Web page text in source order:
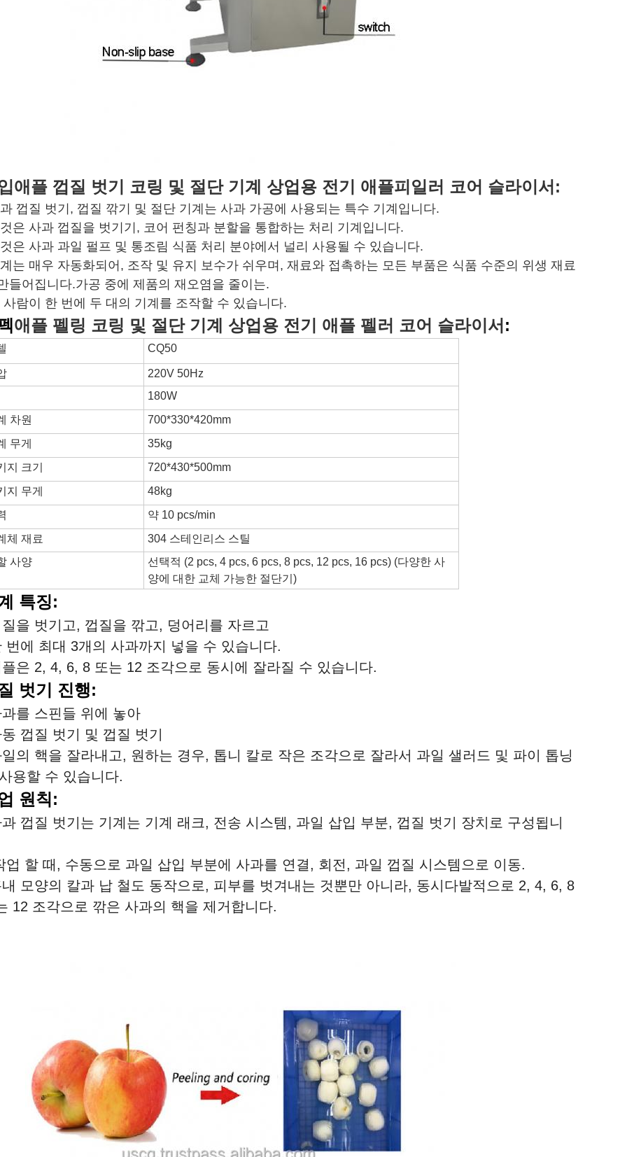
애플 껍질 벗기 코링 및 절단 기계 상업용 전기 애플피일러 코어 슬라이서 :
껍질 벗기, 껍질 깎기 및 절단 기계는 사과 가공에 사용되는 특수 기계입니다.
은 사과 껍질을 벗기기, 코어 펀칭과 분할을 통합하는 처리 기계입니다.
은 사과 과일 펄프 및 통조림 식품 처리 분야에서 널리 사용될 수 있습니다.
는 매우 자동화되어, 조작 및 유지 보수가 쉬우며, 재료와 접촉하는 모든 부품은 식품 수준의 위생 재료
들어집니다.가공 중에 제품의 재오염을 줄이는.
사람이 한 번에 두 대의 기계를 조작할 수 있습니다.
애플 펠링 코링 및 절단 기계 상업용 전기 애플 펠러 코어 슬라이서 :
CQ50
220V 50Hz
180W
차원
700*330*420mm
무게
35kg
지 크기
720*430*500mm
지 무게
48kg
약 10 pcs/min
체 재료
304 스테인리스 스틸
사양
선택적 (2 pcs, 4 pcs, 6 pcs, 8 pcs, 12 pcs, 16 pcs) (다양한 사
양에 대한 교체 가능한 절단기)
특징:
을 벗기고, 껍질을 깎고, 덩어리를 자르고
번에 최대 3개의 사과까지 넣을 수 있습니다.
은 2, 4, 6, 8 또는 12 조각으로 동시에 잘라질 수 있습니다.
벗기 진행:
를 스핀들 위에 놓아
껍질 벗기 및 껍질 벗기
의 핵을 잘라내고, 원하는 경우, 톱니 칼로 작은 조각으로 잘라서 과일 샐러드 및 파이 톱닝
용할 수 있습니다.
원칙:
껍질 벗기는 기계는 기계 래크, 전송 시스템, 과일 삽입 부분, 껍질 벗기 장치로 구성됩니
업 할 때, 수동으로 과일 삽입 부분에 사과를 연결, 회전, 과일 껍질 시스템으로 이동.
모양의 칼과 납 철도 동작으로, 피부를 벗겨내는 것뿐만 아니라, 동시다발적으로 2, 4, 6, 8
12 조각으로 깎은 사과의 핵을 제거합니다.